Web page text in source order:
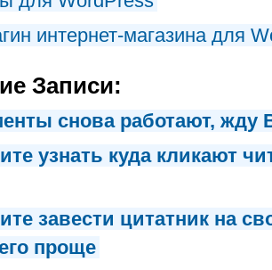
интернет-магазина для
Записи:
снова работают,
узнать куда кликают
завести цитатник на
проще